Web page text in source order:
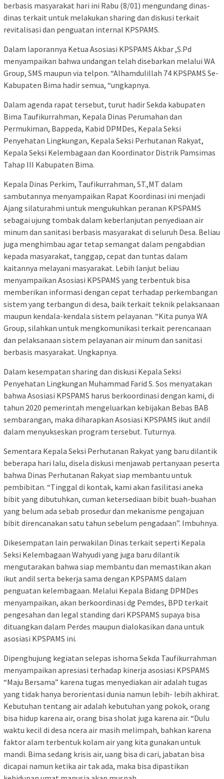
berbasis masyarakat hari ini Rabu (8/01) mengundang dinas-
dinas terkait untuk melakukan sharing dan diskusi terkait
revitalisasi dan penguatan internal KPSPAMS.
Dalam laporannya Ketua Asosiasi KPSPAMS Akbar ,S.Pd
menyampaikan bahwa undangan telah disebarkan melalui WA
Group, SMS maupun via telpon. “Alhamdulillah 74 KPSPAMS Se-
Kabupaten Bima hadir semua, “ungkapnya.
Dalam agenda rapat tersebut, turut hadir Sekda kabupaten
Bima Taufikurrahman, Kepala Dinas Perumahan dan
Permukiman, Bappeda, Kabid DPMDes, Kepala Seksi
Penyehatan Lingkungan, Kepala Seksi Perhutanan Rakyat,
Kepala Seksi Kelembagaan dan Koordinator Distrik Pamsimas
Tahap III Kabupaten Bima.
Kepala Dinas Perkim, Taufikurrahman, ST.,MT dalam
sambutannya menyampaikan Rapat Koordinasi ini menjadi
Ajang silaturahmi untuk mengukuhkan peranan KPSPAMS
sebagai ujung tombak dalam keberlanjutan penyediaan air
minum dan sanitasi berbasis masyarakat di seluruh Desa. Beliau
juga menghimbau agar tetap semangat dalam pengabdian
kepada masyarakat, tanggap, cepat dan tuntas dalam
kaitannya melayani masyarakat. Lebih lanjut beliau
menyampaikan Asosiasi KPSPAMS yang terbentuk bisa
memberikan informasi dengan cepat terhadap perkembangan
sistem yang terbangun di desa, baik terkait teknik pelaksanaan
maupun kendala-kendala sistem pelayanan. “Kita punya WA
Group, silahkan untuk mengkomunikasi terkait perencanaan
dan pelaksanaan sistem pelayanan air minum dan sanitasi
berbasis masyarakat. Ungkapnya.
Dalam kesempatan sharing dan diskusi Kepala Seksi
Penyehatan Lingkungan Muhammad Farid S. Sos menyatakan
bahwa Asosiasi KPSPAMS harus berkoordinasi dengan kami, di
tahun 2020 pemerintah mengeluarkan kebijakan Bebas BAB
sembarangan, maka diharapkan Asosiasi KPSPAMS ikut andil
dalam menyukseskan program tersebut. Tuturnya.
Sementara Kepala Seksi Perhutanan Rakyat yang baru dilantik
beberapa hari lalu, disela diskusi menjawab pertanyaan peserta
bahwa Dinas Perhutanan Rakyat siap membantu untuk
pembibitan. “Tinggal di kontak, kami akan fasilitasi aneka
bibit yang dibutuhkan, cuman ketersediaan bibit buah-buahan
yang belum ada sebab prosedur dan mekanisme pengajuan
bibit direncanakan satu tahun sebelum pengadaan”. Imbuhnya.
Dikesempatan lain perwakilan Dinas terkait seperti Kepala
Seksi Kelembagaan Wahyudi yang juga baru dilantik
mengutarakan bahwa siap membantu dan memastikan akan
ikut andil serta bekerja sama dengan KPSPAMS dalam
penguatan kelembagaan. Melalui Kepala Bidang DPMDes
menyampaikan, akan berkoordinasi dg Pemdes, BPD terkait
pengesahan dan legal standing dari KPSPAMS supaya bisa
dituangkan dalam Perdes maupun dialokasikan dana untuk
asosiasi KPSPAMS ini.
Dipenghujung kegiatan selepas ishoma Sekda Taufikurrahman
menyampaikan apresiasi terhadap kinerja asosiasi KPSPAMS
“Maju Bersama” karena tugas menyediakan air adalah tugas
yang tidak hanya berorientasi dunia namun lebih- lebih akhirat.
Kebutuhan tentang air adalah kebutuhan yang pokok, orang
bisa hidup karena air, orang bisa sholat juga karena air. “Dulu
waktu kecil di desa ncera air masih melimpah, bahkan karena
faktor alam terbentuk kolam air yang kita gunakan untuk
mandi. Bima sedang krisis air, uang bisa di cari, jabatan bisa
dicapai namun ketika air tak ada, maka bisa dipastikan